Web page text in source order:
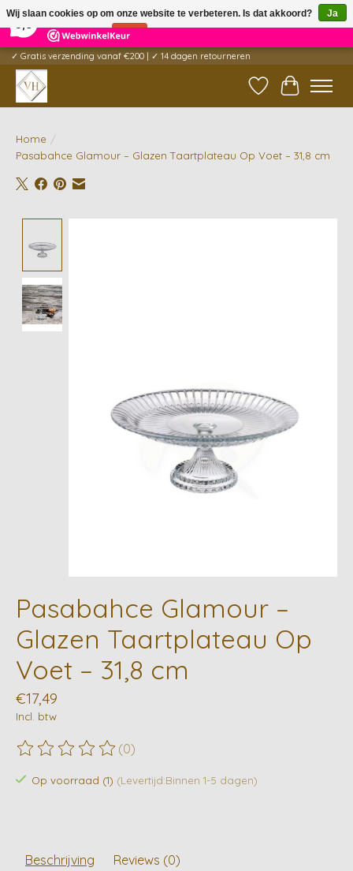
5 Reviews ×
✓ Gratis verzending vanaf €200 | ✓ 14 dagen retourneren
Verlanglijst
Home /
Pasabahce Glamour – Glazen Taartplateau Op Voet – 31,8 cm
Pasabahce Glamour –
Glazen Taartplateau Op
Voet – 31,8 cm
€17,49
Incl. btw
De beoordeling van dit product is
(0)
Op voorraad (1) (Levertijd:Binnen 1-5 dagen)
Beschrijving Reviews (0)
Wij slaan cookies op om onze website te verbeteren. Is dat akkoord?
Ja
Nee